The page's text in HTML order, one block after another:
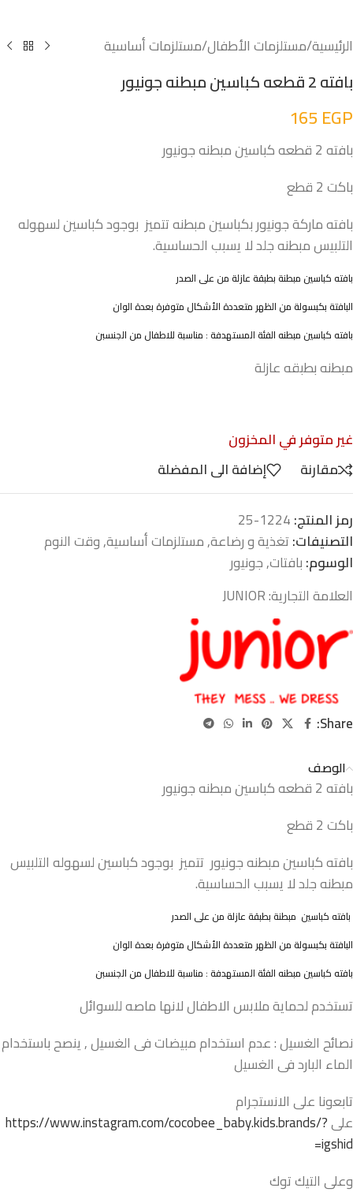
الرئيسية/مستلزمات الأطفال/مستلزمات أساسية
بافته 2 قطعه كباسين مبطنه جونيور
165EGP
بافته 2 قطعه كباسين مبطنه جونيور
باكت 2 قطع
بافته ماركة جونيور بكباسين مبطنه تتميز بوجود كباسين لسهوله
التلبيس مبطنه جلد لا يسبب الحساسية.
بافته كباسين مبطنة بطبقة عازلة من على الصدر
البافتة بكبسولة من الظهر متعددة الأشكال متوفرة بعدة الوان
بافته كباسين مبطنه الفئة المستهدفة : مناسبة للاطفال من الجنسبن
مبطنه بطبقه عازلة
غير متوفر في المخزون
مقارنة
إضافة الى المفضلة
رمز المنتج:1224-25
التصنيفات:تغذية و رضاعة,مستلزمات أساسية,وقت النوم
الوسوم:بافتات,جونيور
العلامة التجارية:JUNIOR
Share:
الوصف
بافته 2 قطعه كباسين مبطنه جونيور
باكت 2 قطع
بافته كباسين مبطنه جونيور تتميز بوجود كباسين لسهوله التلبيس
مبطنه جلد لا يسبب الحساسية.
بافته كباسين مبطنة بطبقة عازلة من على الصدر
البافتة بكبسولة من الظهر متعددة الأشكال متوفرة بعدة الوان
بافته كباسين مبطنه الفئة المستهدفة : مناسبة للاطفال من الجنسبن
تستخدم لحماية ملابس الاطفال لانها ماصه للسوائل
نصائح الغسيل : عدم استخدام مبيضات فى الغسيل , ينصح باستخدام
الماء البارد فى الغسيل
تابعونا على الانستجرام
علىhttps://www.instagram.com/cocobee_baby.kids.brands/?
igshid=
وعلى التيك توك